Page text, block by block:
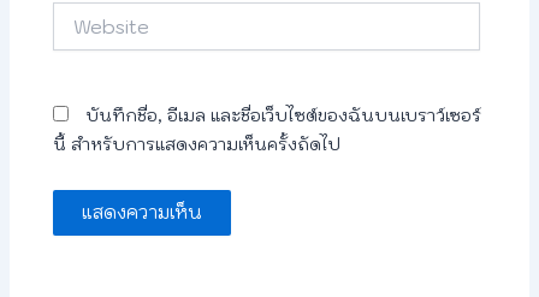
บันทึกชื่อ, อีเมล และชื่อเว็บไซต์ของฉันบนเบราว์เซอร์
นี้ สำหรับการแสดงความเห็นครั้งถัดไป